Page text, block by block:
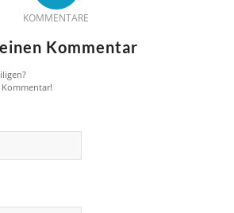
KOMMENTARE
Kommentar